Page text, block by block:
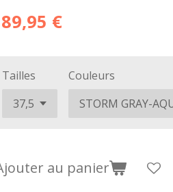
€
Tailles Couleurs
au panier